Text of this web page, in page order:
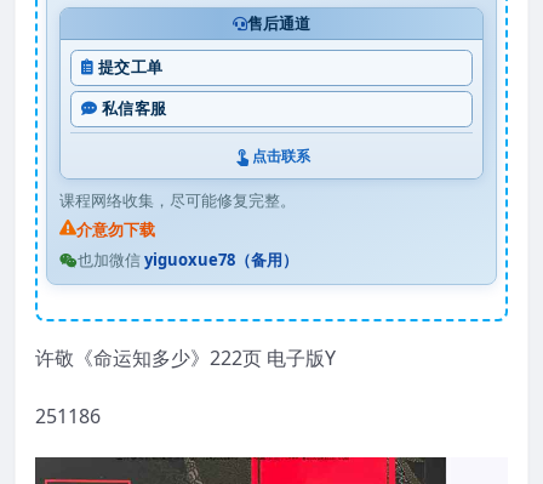
售后通道
提交工单
私信客服
点击联系
课程网络收集，尽可能修复完整。
介意勿下载
也加微信yiguoxue78（备用）
许敬《命运知多少》222页 电子版Y
251186